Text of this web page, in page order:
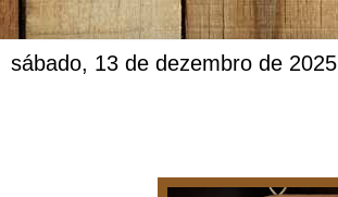
sábado, 13 de dezembro de 2025